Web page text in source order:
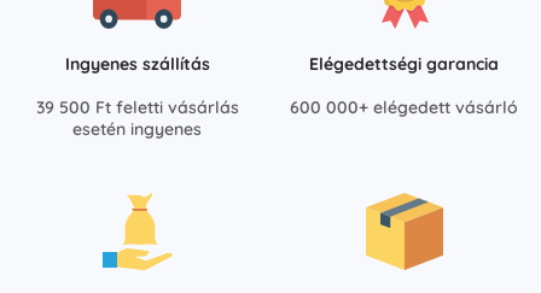
Ingyenes szállítás
39 500 Ft feletti vásárlás
esetén ingyenes
Elégedettségi garancia
600 000+ elégedett vásárló